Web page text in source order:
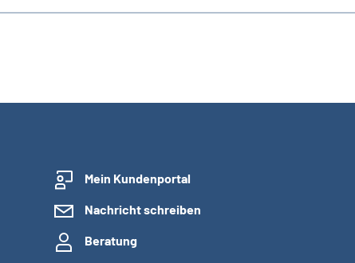
Mein Kundenportal
Nachricht schreiben
Beratung